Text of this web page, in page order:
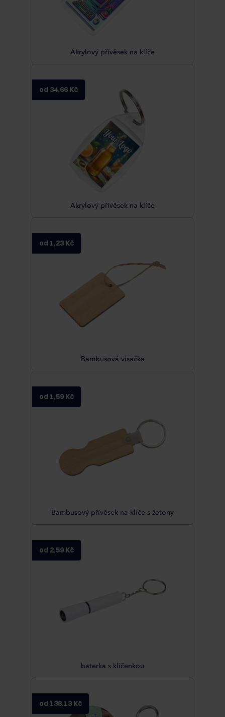
Akrylový přívěsek na klíče
od 34,66 Kč
Akrylový přívěsek na klíče
od 1,23 Kč
Bambusová visačka
od 1,59 Kč
Bambusový přívěsek na klíče s žetony
od 2,59 Kč
baterka s klíčenkou
od 138,13 Kč